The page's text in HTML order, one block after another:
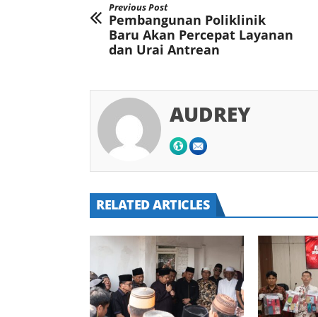
Previous Post
Pembangunan Poliklinik
Baru Akan Percepat Layanan
dan Urai Antrean
AUDREY
RELATED ARTICLES